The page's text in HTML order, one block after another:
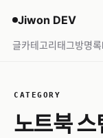
Jiwon DEV
글카테고리태그방명록
CATEGORY
노트북 스